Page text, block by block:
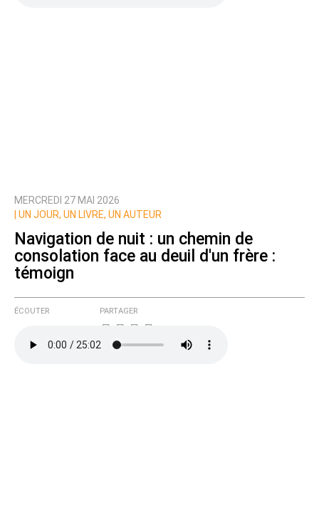
MERCREDI 27 MAI 2026
UN JOUR, UN LIVRE, UN AUTEUR
Navigation de nuit : un chemin de
consolation face au deuil d'un frère :
témoign
ÉCOUTER PARTAGER